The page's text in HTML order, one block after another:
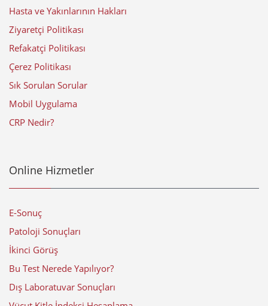
Hasta ve Yakınlarının Hakları
Ziyaretçi Politikası
Refakatçi Politikası
Çerez Politikası
Sık Sorulan Sorular
Mobil Uygulama
CRP Nedir?
Online Hizmetler
E-Sonuç
Patoloji Sonuçları
İkinci Görüş
Bu Test Nerede Yapılıyor?
Dış Laboratuvar Sonuçları